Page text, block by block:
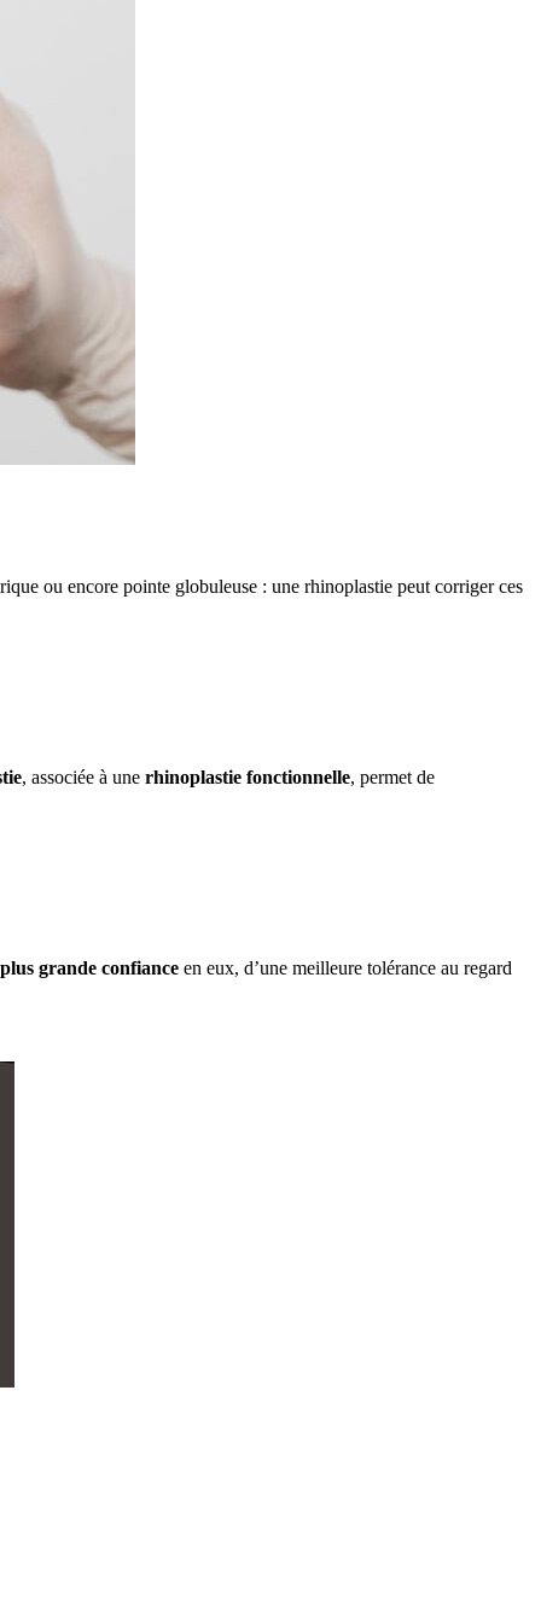
ou encore pointe globuleuse : une rhinoplastie peut corriger ces
, associée à une rhinoplastie fonctionnelle, permet de
plus grande confiance en eux, d’une meilleure tolérance au regard